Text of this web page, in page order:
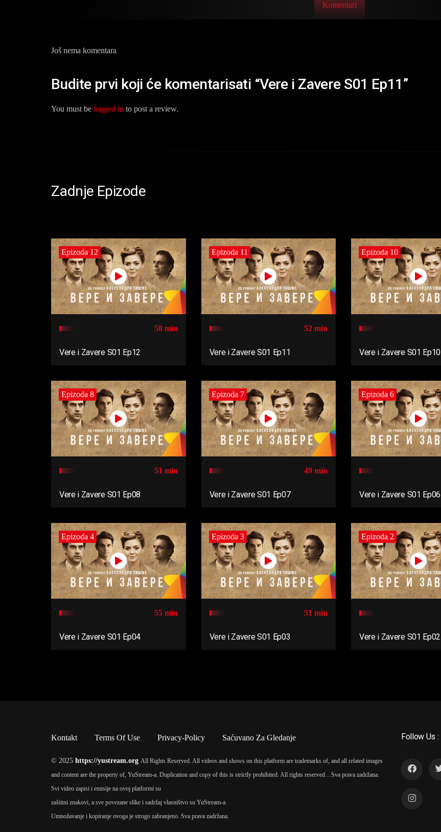
Komentari
Još nema komentara
Budite prvi koji će komentarisati “Vere i Zavere S01 Ep11”
You must be logged in to post a review.
Zadnje Epizode
Epizoda 12
58 min
Vere i Zavere S01 Ep12
Epizoda 11
52 min
Vere i Zavere S01 Ep11
Epizoda 10
Vere i Zavere S01 Ep10
Epizoda 8
51 min
Vere i Zavere S01 Ep08
Epizoda 7
49 min
Vere i Zavere S01 Ep07
Epizoda 6
Vere i Zavere S01 Ep06
Epizoda 4
55 min
Vere i Zavere S01 Ep04
Epizoda 3
51 min
Vere i Zavere S01 Ep03
Epizoda 2
Vere i Zavere S01 Ep02
Kontakt Terms Of Use Privacy-Policy Saćuvano Za Gledanje
© 2025 https://yustream.org All Rights Reserved. All videos and shows on this platform are trademarks of, and all related images
and content are the property of, YuStream-a. Duplication and copy of this is strictly prohibited. All rights reserved…Sva prava zadržana.
Svi video zapisi i emisije na ovoj platformi su
zaštitni znakovi, a sve povezane slike i sadržaj vlasništvo su YuStream-a.
Umnožavanje i kopiranje ovoga je strogo zabranjeno. Sva prava zadržana.
Follow Us :